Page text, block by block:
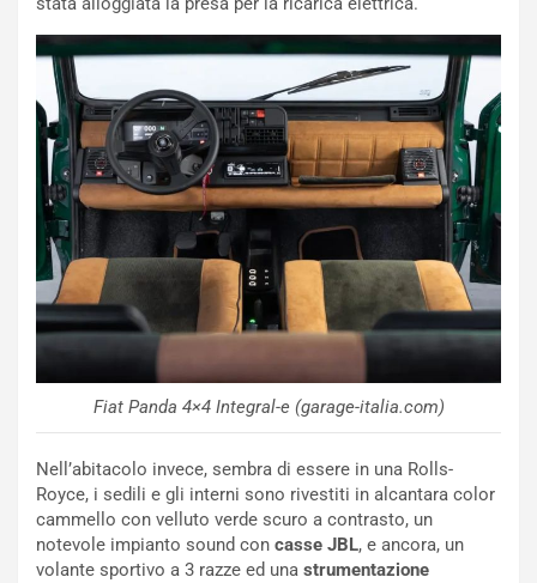
Fiat Panda 4×4 Integral-e (garage-italia.com)
Nell’abitacolo invece, sembra di essere in una Rolls-
Royce, i sedili e gli interni sono rivestiti in alcantara color
cammello con velluto verde scuro a contrasto, un
notevole impianto sound con casse JBL, e ancora, un
volante sportivo a 3 razze ed una strumentazione